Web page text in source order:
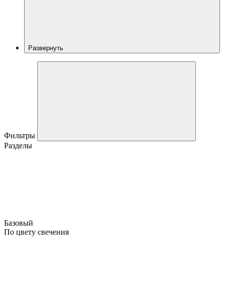
Развернуть
Фильтры
Разделы
Базовый
По цвету свечения